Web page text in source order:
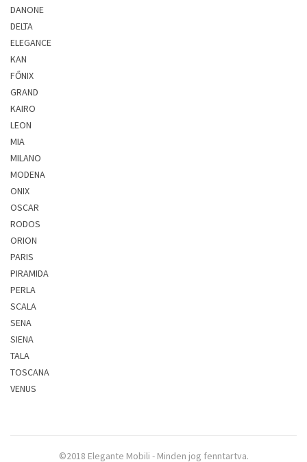
DANONE
DELTA
ELEGANCE
KAN
FŐNIX
GRAND
KAIRO
LEON
MIA
MILANO
MODENA
ONIX
OSCAR
RODOS
ORION
PARIS
PIRAMIDA
PERLA
SCALA
SENA
SIENA
TALA
TOSCANA
VENUS
©2018 Elegante Mobili - Minden jog fenntartva.